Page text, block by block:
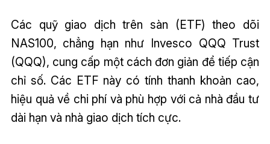
Các quỹ giao dịch trên sàn (ETF) theo dõi
NAS100, chẳng hạn như Invesco QQQ Trust
(QQQ), cung cấp một cách đơn giản để tiếp cận
chỉ số. Các ETF này có tính thanh khoản cao,
hiệu quả về chi phí và phù hợp với cả nhà đầu tư
dài hạn và nhà giao dịch tích cực.